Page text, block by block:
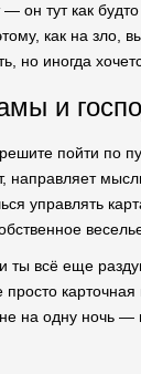
— он тут как
как на зло,
но иногда
и
пойти по
направляет
управлять
ты всё еще
просто
не на одну ночь —